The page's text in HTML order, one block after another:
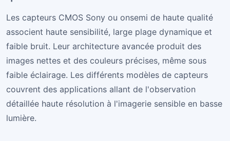
Les capteurs CMOS Sony ou onsemi de haute qualité
associent haute sensibilité, large plage dynamique et
faible bruit. Leur architecture avancée produit des
images nettes et des couleurs précises, même sous
faible éclairage. Les différents modèles de capteurs
couvrent des applications allant de l'observation
détaillée haute résolution à l'imagerie sensible en basse
lumière.